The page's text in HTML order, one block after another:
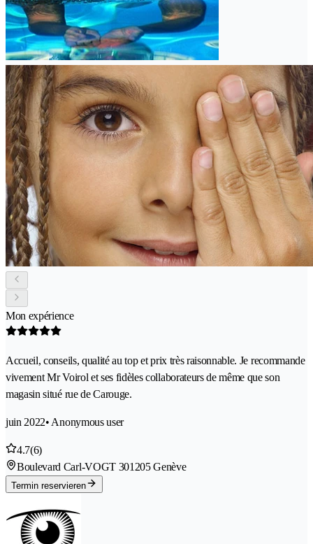
Mon expérience
Accueil, conseils, qualité au top et prix très raisonnable. Je recommande
vivement Mr Voirol et ses fidèles collaborateurs de même que son
magasin situé rue de Carouge.
juin 2022• Anonymous user
4.7(6)
Boulevard Carl-VOGT 301205 Genève
Termin reservieren